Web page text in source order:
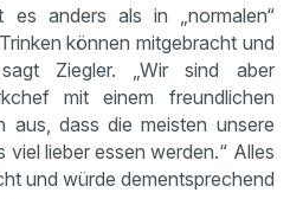
es anders als in „normalen“
können mitgebracht und
Ziegler. „Wir sind aber
mit einem freundlichen
aus, dass die meisten unsere
viel lieber essen werden.“ Alles
und würde dementsprechend